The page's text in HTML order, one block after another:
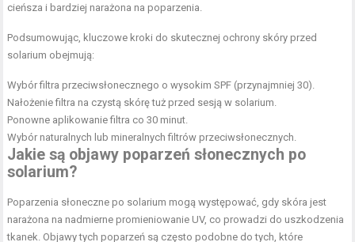
cieńsza i bardziej narażona na poparzenia.
Podsumowując, kluczowe kroki do skutecznej ochrony skóry przed
solarium obejmują:
Wybór filtra przeciwsłonecznego o wysokim SPF (przynajmniej 30).
Nałożenie filtra na czystą skórę tuż przed sesją w solarium.
Ponowne aplikowanie filtra co 30 minut.
Wybór naturalnych lub mineralnych filtrów przeciwsłonecznych.
Jakie są objawy poparzeń słonecznych po
solarium?
Poparzenia słoneczne po solarium mogą występować, gdy skóra jest
narażona na nadmierne promieniowanie UV, co prowadzi do uszkodzenia
tkanek. Objawy tych poparzeń są często podobne do tych, które